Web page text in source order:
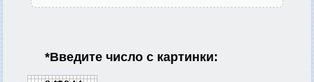
*Введите число с картинки: